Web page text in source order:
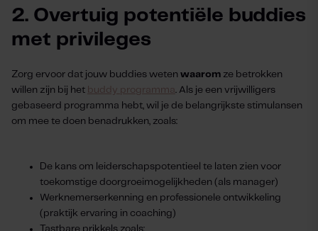
2. Overtuig potentiële buddies
met privileges
Zorg ervoor dat jouw buddies weten waarom ze betrokken
willen zijn bij het buddy programma . Als je een vrijwilligers
gebaseerd programma hebt, wil je de belangrijkste stimulansen
om mee te doen benadrukken, zoals:
De kans om leiderschapspotentieel te laten zien voor
toekomstige doorgroeimogelijkheden (als manager)
Werknemerserkenning en professionele ontwikkeling
(praktijk ervaring in coaching)
Tastbare prikkels zoals: